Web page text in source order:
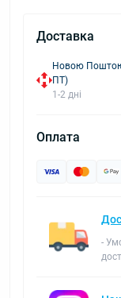
Доставка
Новою Поштою
ПТ)
1-2 дні
Оплата
-